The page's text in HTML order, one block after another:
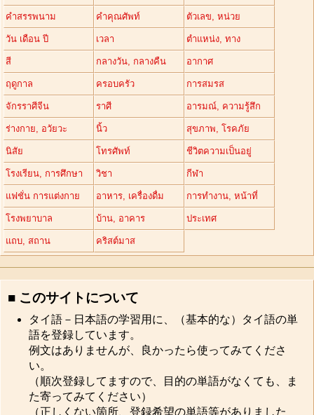
คำสรรพนาม คำคุณศัพท์ ตัวเลข, หน่วย
วัน เดือน ปี เวลา ตำแหน่ง, ทาง
สี กลางวัน, กลางคืน อากาศ
ฤดูกาล ครอบครัว การสมรส
จักรราศีจีน ราศี อารมณ์, ความรู้สึก
ร่างกาย, อวัยวะ นิ้ว สุขภาพ, โรคภัย
นิสัย โทรศัพท์ ชีวิตความเป็นอยู่
โรงเรียน, การศึกษา วิชา กีฬา
แฟชั่น การแต่งกาย อาหาร, เครื่องดื่ม การทำงาน, หน้าที่
โรงพยาบาล บ้าน, อาคาร ประเทศ
แถบ, สถาน คริสต์มาส
■ このサイトについて
タイ語－日本語の学習用に、（基本的な）タイ語の単
語を登録しています。
例文はありませんが、良かったら使ってみてくださ
い。
（順次登録してますので、目的の単語がなくても、ま
た寄ってみてください）
（正しくない箇所、登録希望の単語等がありました